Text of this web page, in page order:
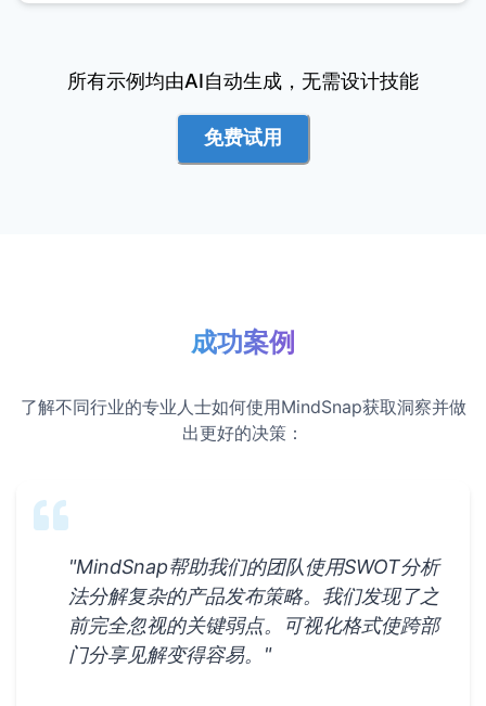
所有示例均由AI自动生成，无需设计技能
免费试用
成功案例
了解不同行业的专业人士如何使用MindSnap获取洞察并做
出更好的决策：
"MindSnap帮助我们的团队使用SWOT分析
法分解复杂的产品发布策略。我们发现了之
前完全忽视的关键弱点。可视化格式使跨部
门分享见解变得容易。 "